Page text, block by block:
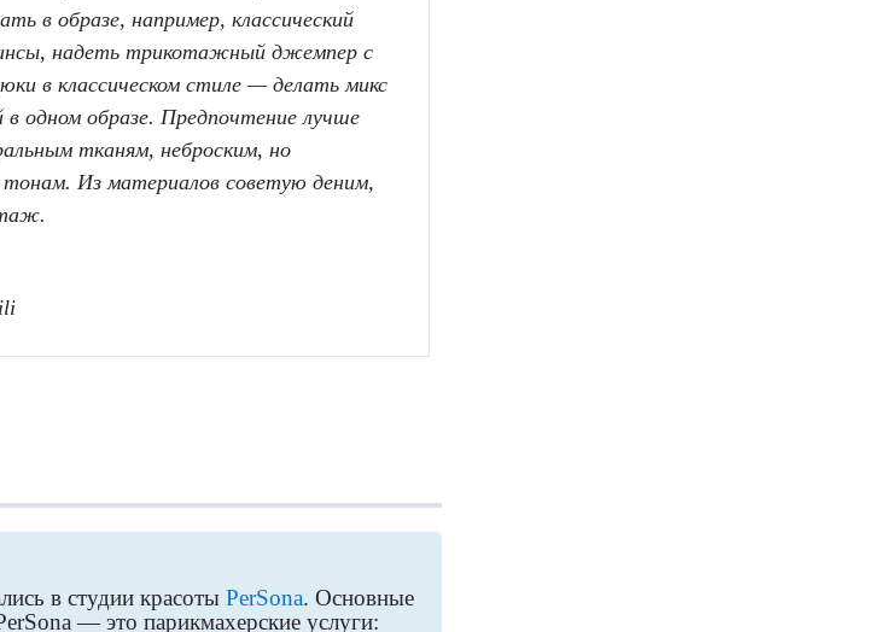
в образе, например, классический
надеть трикотажный джемпер с
в классическом стиле — делать микс
в одном образе. Предпочтение лучше
тканям, неброским, но
тонам. Из материалов советую деним,
в студии красотыPerSona.Основные
— это парикмахерские услуги: